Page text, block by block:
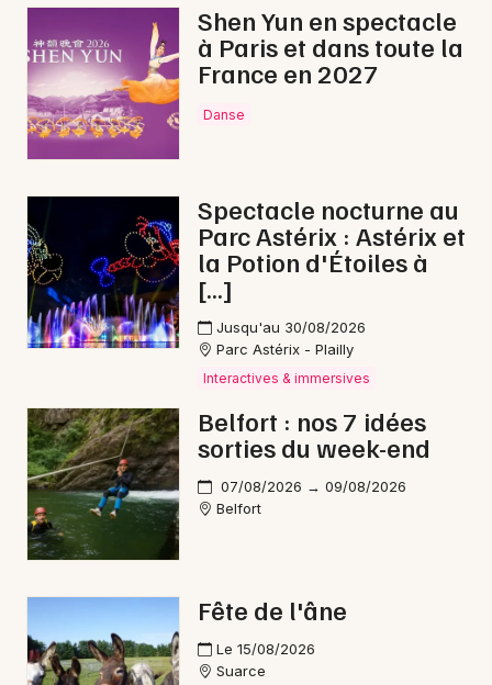
Newsletter des sorties
Artistes en tournée
Actus à Delle
Magazine à Delle
90 - Territoire de Belfort
Choisir mes départements
Je m'abonne
Shen Yun en spectacle
à Paris et dans toute la
France en 2027
Danse
Spectacle nocturne au
Parc Astérix : Astérix et
la Potion d'Étoiles à
[…]
Jusqu'au 30/08/2026
Parc Astérix - Plailly
Interactives & immersives
Belfort : nos 7 idées
sorties du week-end
07/08/2026 → 09/08/2026
Belfort
Fête de l'âne
Le 15/08/2026
Suarce